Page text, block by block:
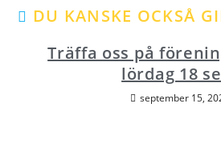
DU KANSKE OCKSÅ
Träffa oss på
lördag 18
september 15,